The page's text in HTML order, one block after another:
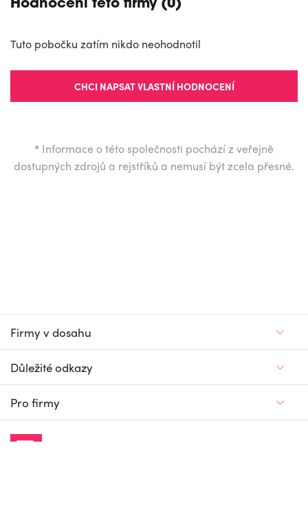
Hodnocení této firmy (0)
Tuto pobočku zatím nikdo neohodnotil
CHCI NAPSAT VLASTNÍ HODNOCENÍ
* Informace o této společnosti pochází z veřejně
dostupných zdrojů a rejstříků a nemusí být zcela přesné.
Firmy v dosahu
Důležité odkazy
Pro firmy